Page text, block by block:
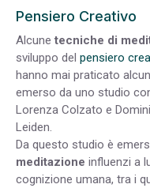
Pensiero Creativo
Alcune tecniche di
sviluppo del pensiero
hanno mai praticato
emerso da uno studio
Lorenza Colzato e
Leiden.
Da questo studio è
meditazione influenzi a
cognizione umana, tra i